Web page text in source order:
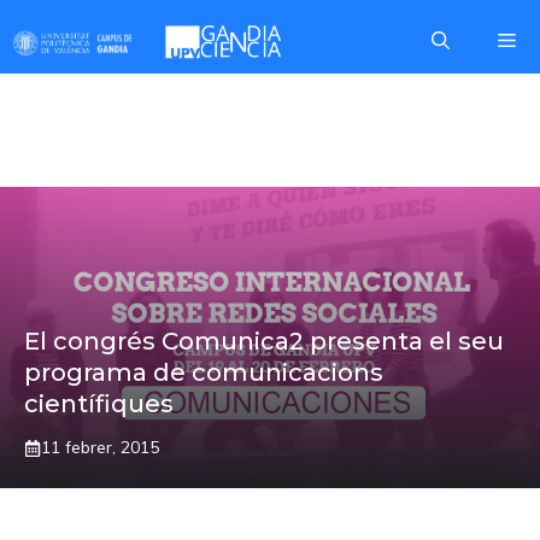
to
content
El congrés Comunica2 presenta el seu
programa de comunicacions
científiques
11 febrer, 2015